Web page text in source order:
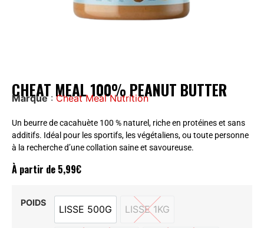
CHEAT MEAL 100% PEANUT BUTTER
Marque: Cheat Meal Nutrition
Un beurre de cacahuète 100 % naturel, riche en protéines et sans
additifs. Idéal pour les sportifs, les végétaliens, ou toute personne
à la recherche d’une collation saine et savoureuse.
À partir de 5,99€
POIDS
LISSE 500G
LISSE 500G
LISSE 1KG
LISSE 1KG